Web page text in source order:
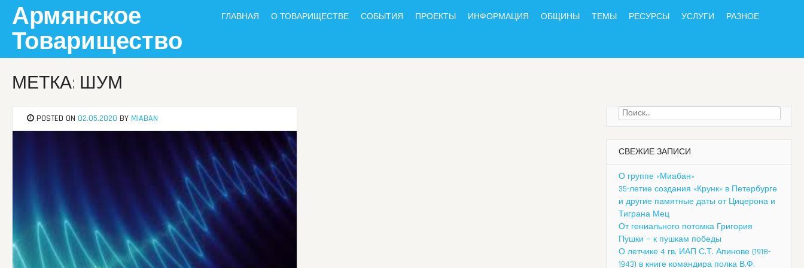
content
Армянское
Товарищество
ГЛАВНАЯ О ТОВАРИЩЕСТВЕ СОБЫТИЯ ПРОЕКТЫ ИНФОРМАЦИЯ ОБЩИНЫ ТЕМЫ РЕСУРСЫ УСЛУГИ РАЗНОЕ
МЕТКА: ШУМ
POSTED ON 02.05.2020 BY MIABAN
Найти:
СВЕЖИЕ ЗАПИСИ
О группе «Миабан»
35-летие создания «Крунк» в Петербурге
и другие памятные даты от Цицерона и
Тиграна Мец
От гениального потомка Григория
Пушки — к пушкам победы
О летчике 4 гв. ИАП С.Т. Апинове (1918-
1943) в книге командира полка В.Ф.